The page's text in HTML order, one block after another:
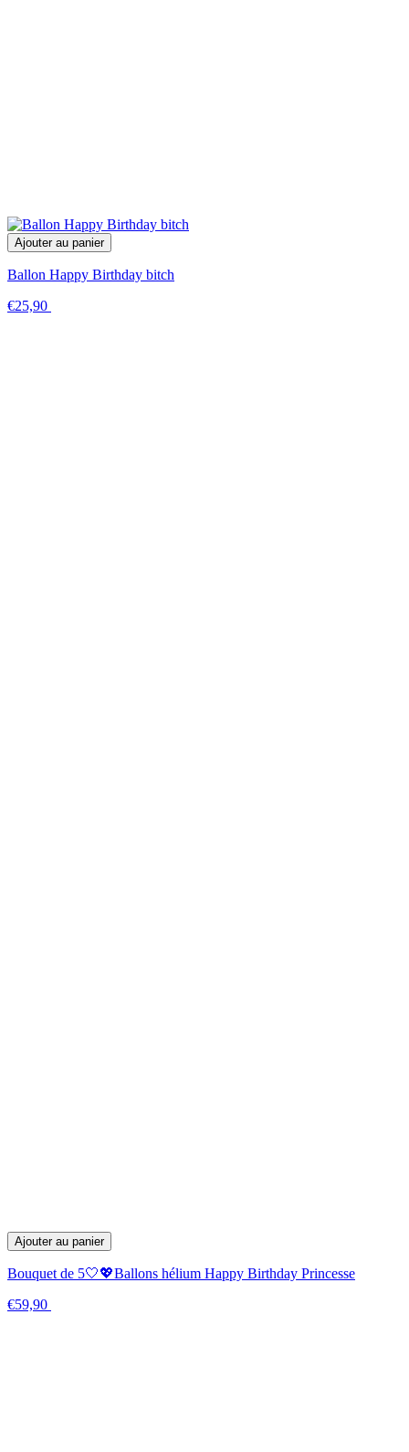
Ajouter au panier
Ballon Happy Birthday bitch
€25,90
Ajouter au panier
Bouquet de 5🤍💖Ballons hélium Happy Birthday Princesse
€59,90